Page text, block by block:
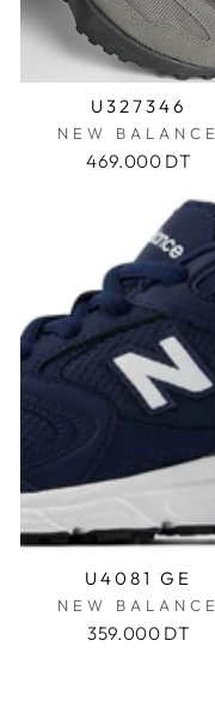
U327346
NEW BALANCE
469.000 DT
U4081 GE
NEW BALANCE
359.000 DT